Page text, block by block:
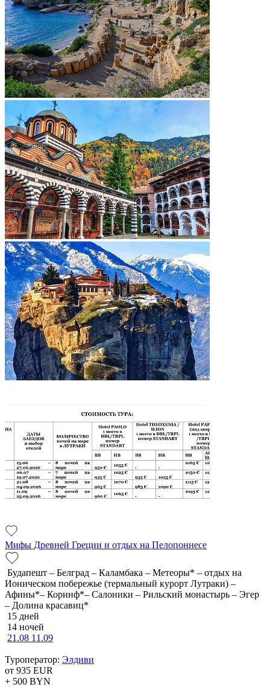
Мифы Древней Греции и отдых на Пелопоннесе
Будапешт – Белград – Каламбака – Метеоры* – отдых на
Ионическом побережье (термальный курорт Лутраки) –
Афины*– Коринф*– Салоники – Рильский монастырь – Эгер
– Долина красавиц*
15 дней
14 ночей
21.08 11.09
Туроператор: Элдиви
от 935 EUR
+ 500 BYN